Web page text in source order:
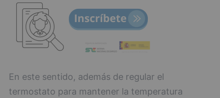
En este sentido, además de regular el
termostato para mantener la temperatura